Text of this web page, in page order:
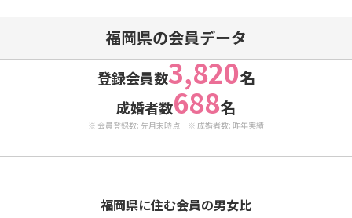
福岡県の会員データ
登録会員数3,820名
成婚者数688名
※ 会員登録数: 先月末時点 ※ 成婚者数: 昨年実績
福岡県に住む会員の男女比